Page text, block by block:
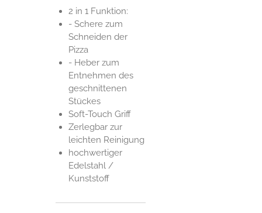
2 in 1 Funktion:
- Schere zum
Schneiden der
Pizza
- Heber zum
Entnehmen des
geschnittenen
Stückes
Soft-Touch Griff
Zerlegbar zur
leichten Reinigung
hochwertiger
Edelstahl /
Kunststoff